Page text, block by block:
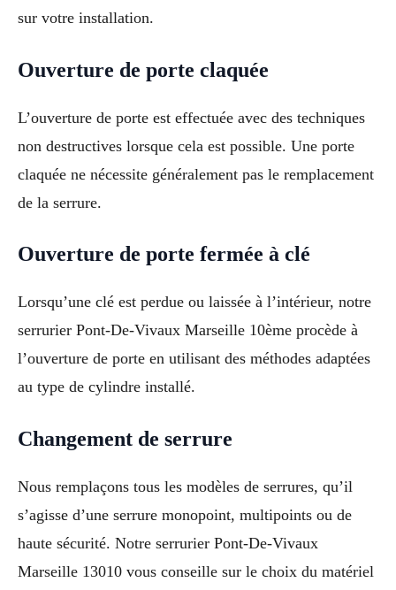
sur votre installation.
Ouverture de porte claquée
L’ouverture de porte est effectuée avec des techniques
non destructives lorsque cela est possible. Une porte
claquée ne nécessite généralement pas le remplacement
de la serrure.
Ouverture de porte fermée à clé
Lorsqu’une clé est perdue ou laissée à l’intérieur, notre
serrurier Pont-De-Vivaux Marseille 10ème procède à
l’ouverture de porte en utilisant des méthodes adaptées
au type de cylindre installé.
Changement de serrure
Nous remplaçons tous les modèles de serrures, qu’il
s’agisse d’une serrure monopoint, multipoints ou de
haute sécurité. Notre serrurier Pont-De-Vivaux
Marseille 13010 vous conseille sur le choix du matériel